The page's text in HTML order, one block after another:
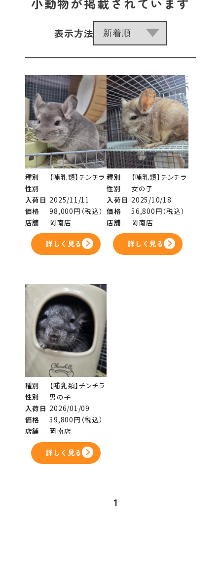
表示方法
種別
【哺乳類】チンチラ
性別
入荷日 2025/11/11
価格
98,000円（税込）
店舗
岡南店
詳しく見る
種別
【哺乳類】チンチラ
性別
女の子
入荷日 2025/10/18
価格
56,800円（税込）
店舗
岡南店
詳しく見る
種別
【哺乳類】チンチラ
性別
男の子
入荷日 2026/01/09
価格
39,800円（税込）
店舗
岡南店
詳しく見る
1